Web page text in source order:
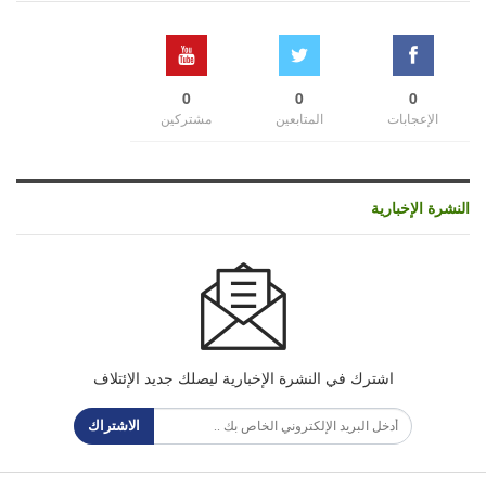
0
الإعجابات
0
المتابعين
0
مشتركين
النشرة الإخبارية
اشترك في النشرة الإخبارية ليصلك جديد الإئتلاف
الاشتراك